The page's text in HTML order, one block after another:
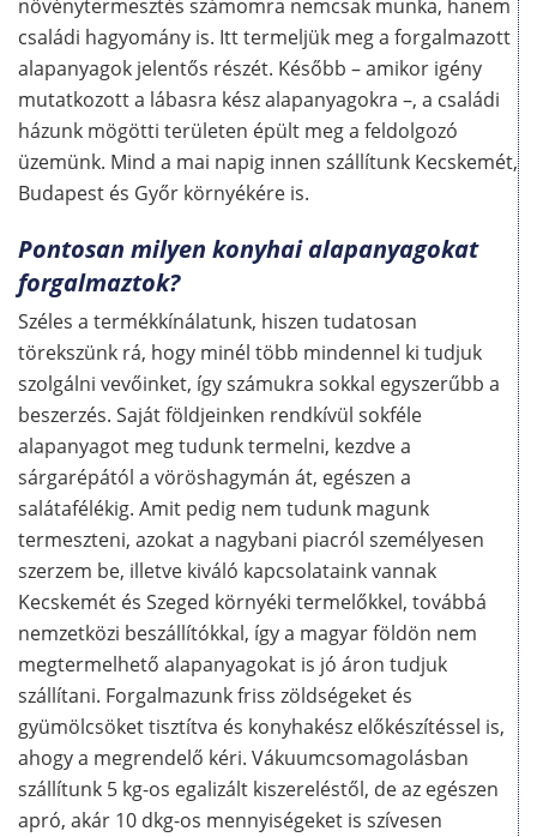
növénytermesztés számomra nemcsak munka, hanem
családi hagyomány is. Itt termeljük meg a forgalmazott
alapanyagok jelentős részét. Később – amikor igény
mutatkozott a lábasra kész alapanyagokra –, a családi
házunk mögötti területen épült meg a feldolgozó
üzemünk. Mind a mai napig innen szállítunk Kecskemét,
Budapest és Győr környékére is.
Pontosan milyen konyhai alapanyagokat
forgalmaztok?
Széles a termékkínálatunk, hiszen tudatosan
törekszünk rá, hogy minél több mindennel ki tudjuk
szolgálni vevőinket, így számukra sokkal egyszerűbb a
beszerzés. Saját földjeinken rendkívül sokféle
alapanyagot meg tudunk termelni, kezdve a
sárgarépától a vöröshagymán át, egészen a
salátafélékig. Amit pedig nem tudunk magunk
termeszteni, azokat a nagybani piacról személyesen
szerzem be, illetve kiváló kapcsolataink vannak
Kecskemét és Szeged környéki termelőkkel, továbbá
nemzetközi beszállítókkal, így a magyar földön nem
megtermelhető alapanyagokat is jó áron tudjuk
szállítani. Forgalmazunk friss zöldségeket és
gyümölcsöket tisztítva és konyhakész előkészítéssel is,
ahogy a megrendelő kéri. Vákuumcsomagolásban
szállítunk 5 kg-os egalizált kiszereléstől, de az egészen
apró, akár 10 dkg-os mennyiségeket is szívesen